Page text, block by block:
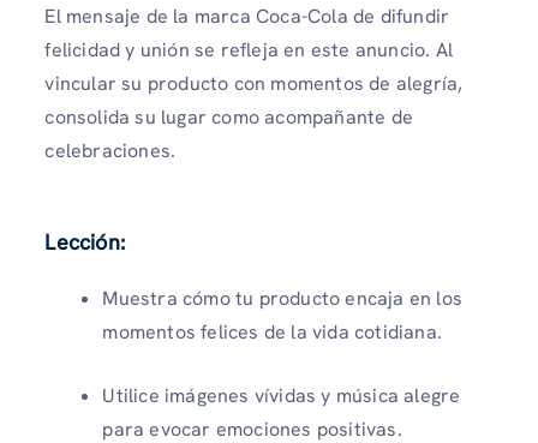
El mensaje de la marca Coca-Cola de difundir
felicidad y unión se refleja en este anuncio. Al
vincular su producto con momentos de alegría,
consolida su lugar como acompañante de
celebraciones.
Lección:
Muestra cómo tu producto encaja en los
momentos felices de la vida cotidiana.
Utilice imágenes vívidas y música alegre
para evocar emociones positivas.